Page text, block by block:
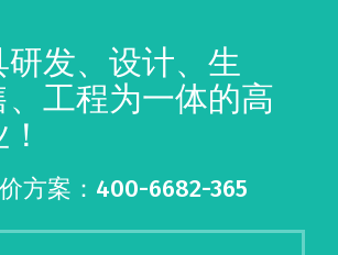
发、设计、生
、工程为一体的高
方案：400-6682-365